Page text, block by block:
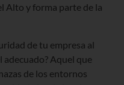
Alto y forma parte de la
de tu empresa al
adecuado? Aquel que
de los entornos